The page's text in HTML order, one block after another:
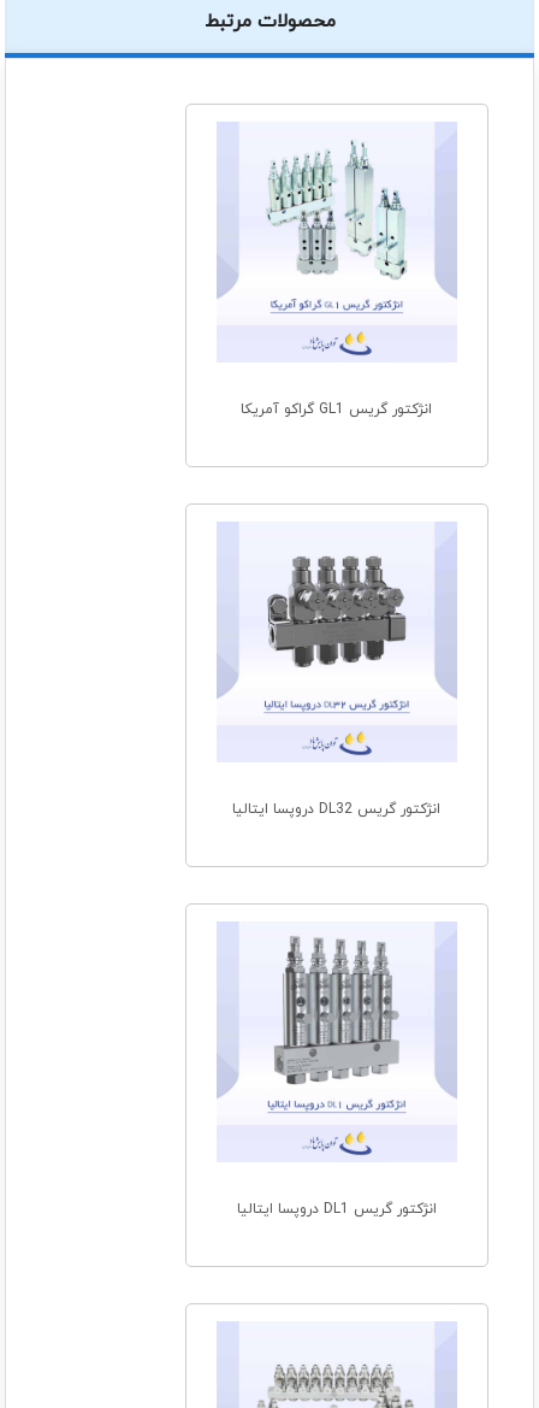
محصولات مرتبط
انژکتور گریس GL1 گراکو آمریکا
انژکتور گریس DL32 دروپسا ایتالیا
انژکتور گریس DL1 دروپسا ایتالیا